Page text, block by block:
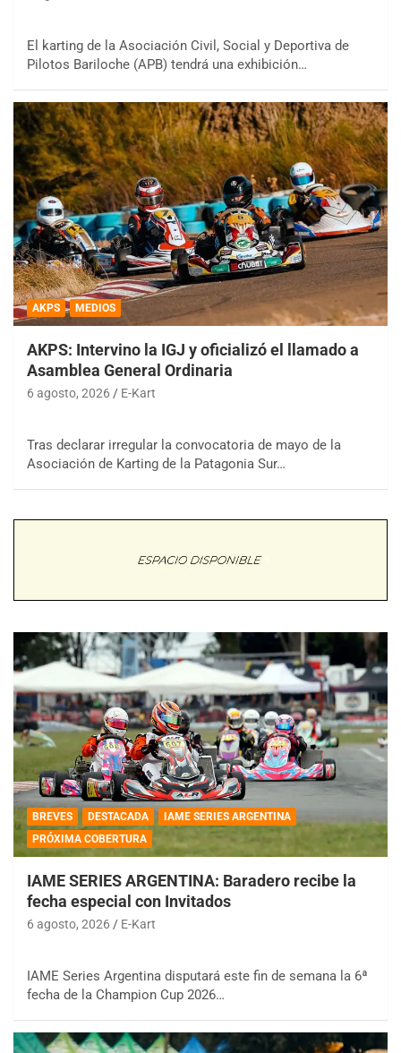
El karting de la Asociación Civil, Social y Deportiva de
Pilotos Bariloche (APB) tendrá una exhibición…
AKPS MEDIOS
AKPS: Intervino la IGJ y oficializó el llamado a
Asamblea General Ordinaria
6 agosto, 2026 E-Kart
Tras declarar irregular la convocatoria de mayo de la
Asociación de Karting de la Patagonia Sur…
BREVES DESTACADA
IAME SERIES ARGENTINA
PRÓXIMA COBERTURA
IAME SERIES ARGENTINA: Baradero recibe la
fecha especial con Invitados
6 agosto, 2026 E-Kart
IAME Series Argentina disputará este fin de semana la 6ª
fecha de la Champion Cup 2026…